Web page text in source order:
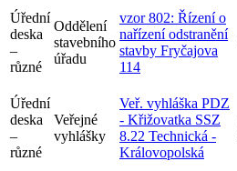
Úřední
deska
–
různé
Oddělení
stavebního
úřadu
vzor 802: Řízení o
nařízení odstranění
stavby Fryčajova
114
Úřední
deska
–
různé
Veřejné
vyhlášky
Veř. vyhláška PDZ
- Křižovatka SSZ
8.22 Technická -
Královopolská